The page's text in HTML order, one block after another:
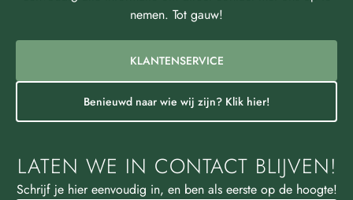
nemen. Tot gauw!
KLANTENSERVICE
Benieuwd naar wie wij zijn? Klik hier!
LATEN WE IN CONTACT BLIJVEN!
Schrijf je hier eenvoudig in, en ben als eerste op de hoogte!